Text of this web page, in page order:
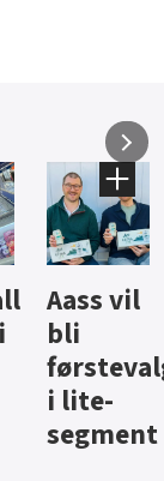
Hard
iste fra
Hansa